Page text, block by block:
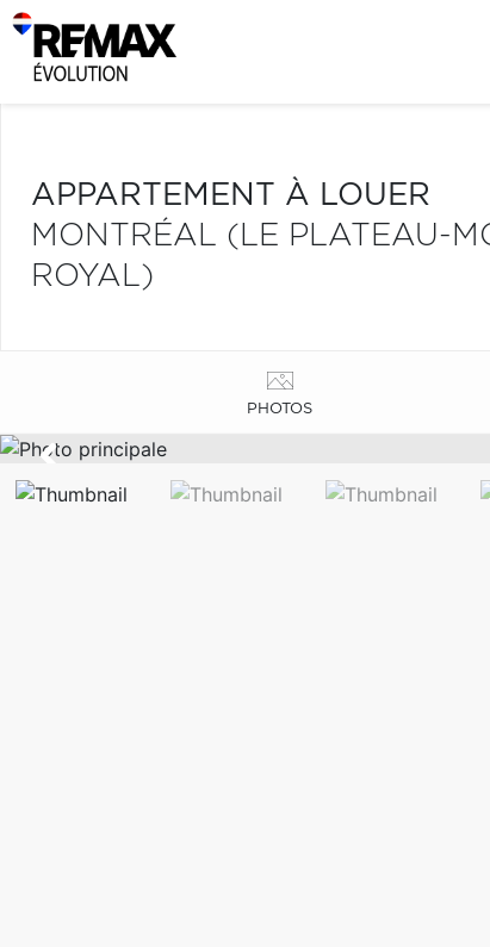
APPARTEMENT À LOUER
MONTRÉAL (LE PLATEAU-
ROYAL)
PHOTOS